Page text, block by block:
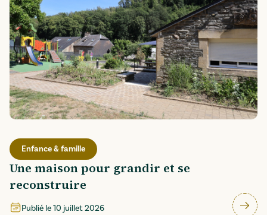
Enfance & famille
Une maison pour grandir et se
reconstruire
Publié le10 juillet 2026